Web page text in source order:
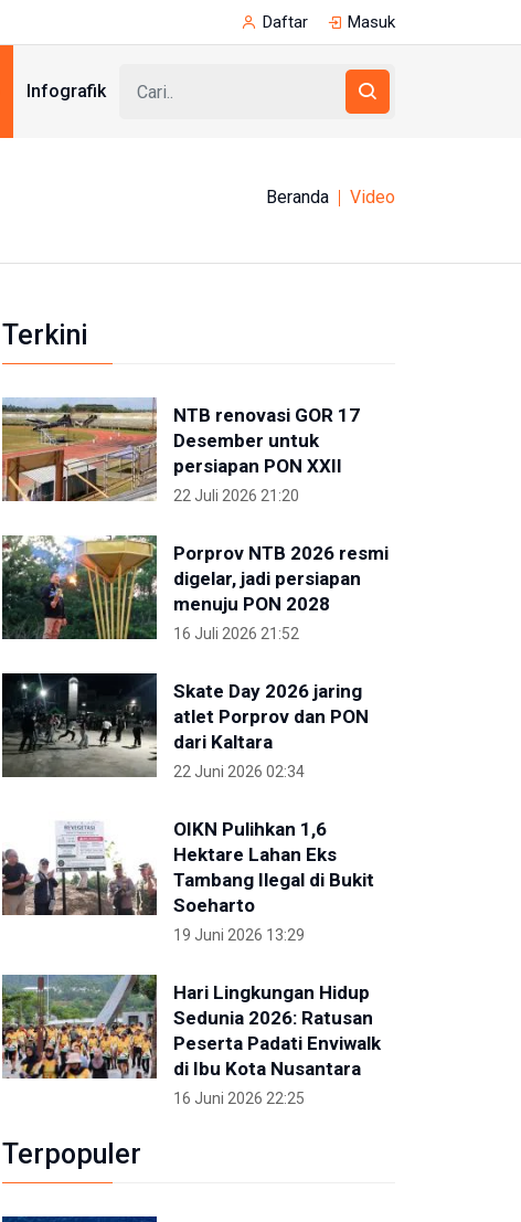
Daftar Masuk
Infografik
Beranda Video
Terkini
NTB renovasi GOR 17
Desember untuk
persiapan PON XXII
22 Juli 2026 21:20
Porprov NTB 2026 resmi
digelar, jadi persiapan
menuju PON 2028
16 Juli 2026 21:52
Skate Day 2026 jaring
atlet Porprov dan PON
dari Kaltara
22 Juni 2026 02:34
OIKN Pulihkan 1,6
Hektare Lahan Eks
Tambang Ilegal di Bukit
Soeharto
19 Juni 2026 13:29
Hari Lingkungan Hidup
Sedunia 2026: Ratusan
Peserta Padati Enviwalk
di Ibu Kota Nusantara
16 Juni 2026 22:25
Terpopuler